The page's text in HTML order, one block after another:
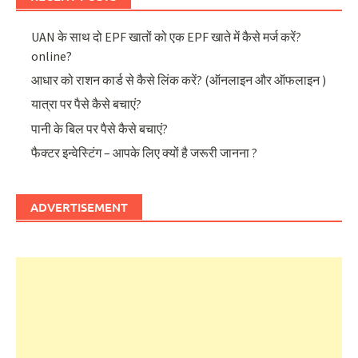
UAN के साथ दो EPF खातों को एक EPF खाते में कैसे मर्ज करें?
online?
आधार को राशन कार्ड से कैसे लिंक करें? (ऑनलाइन और ऑफलाइन )
यात्रा पर पैसे कैसे बचाएं?
पानी के बिल पर पैसे कैसे बचाएं?
फैक्टर इन्वेस्टिंग – आपके लिए क्यों है जरूरी जानना ?
ADVERTISEMENT